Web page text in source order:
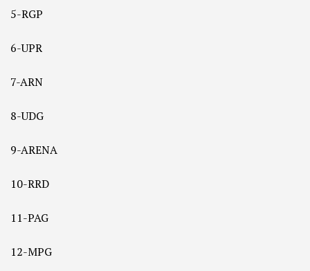
5-RGP
6-UPR
7-ARN
8-UDG
9-ARENA
10-RRD
11-PAG
12-MPG